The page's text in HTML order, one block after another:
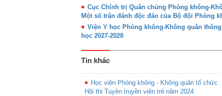
Cục Chính trị Quân chủng Phòng không-
Một số trận đánh độc đáo của Bộ đội Phòng
Viện Y học Phòng không-Không quân
học 2027-2028
Tin khác
Học viện Phòng không - Không quân tổ chức
Hội thi Tuyên truyền viên trẻ năm 2024